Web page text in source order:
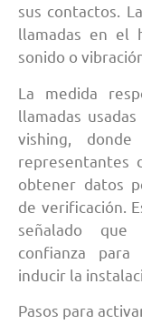
sus contactos.
llamadas en el
sonido o
La medida
llamadas
vishing,
representantes
obtener datos
de verificación.
señalado
confianza
inducir la
Pasos para